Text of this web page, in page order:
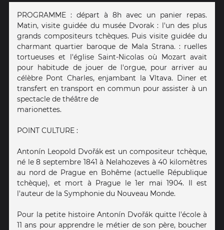
PROGRAMME : départ à 8h avec un panier repas.
Matin, visite guidée du musée Dvorak : l'un des plus
grands compositeurs tchèques. Puis visite guidée du
charmant quartier baroque de Mala Strana. : ruelles
tortueuses et l'église Saint-Nicolas où Mozart avait
pour habitude de jouer de l'orgue, pour arriver au
célèbre Pont Charles, enjambant la Vltava. Diner et
transfert en transport en commun pour assister à un
spectacle de théâtre de
marionettes.
POINT CULTURE :
Antonín Leopold Dvořák est un compositeur tchèque,
né le 8 septembre 1841 à Nelahozeves à 40 kilomètres
au nord de Prague en Bohême (actuelle République
tchèque), et mort à Prague le 1er mai 1904. Il est
l'auteur de la Symphonie du Nouveau Monde.
Pour la petite histoire Antonín Dvořák quitte l'école à
11 ans pour apprendre le métier de son père, boucher